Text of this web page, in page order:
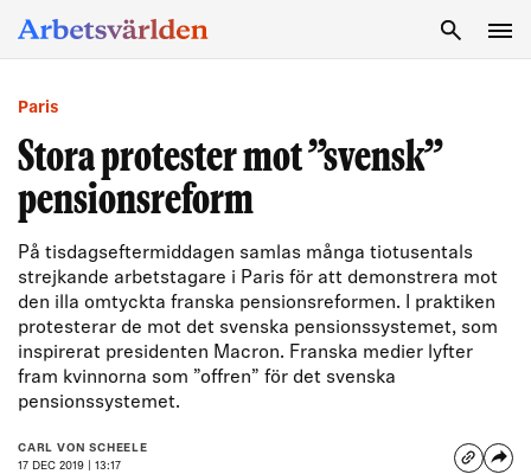
Paris
Stora protester mot ”svensk”
pensionsreform
På tisdagseftermiddagen samlas många tiotusentals
strejkande arbetstagare i Paris för att demonstrera mot
den illa omtyckta franska pensionsreformen. I praktiken
protesterar de mot det svenska pensionssystemet, som
inspirerat presidenten Macron. Franska medier lyfter
fram kvinnorna som ”offren” för det svenska
pensionssystemet.
CARL VON SCHEELE
17 DEC 2019 | 13:17